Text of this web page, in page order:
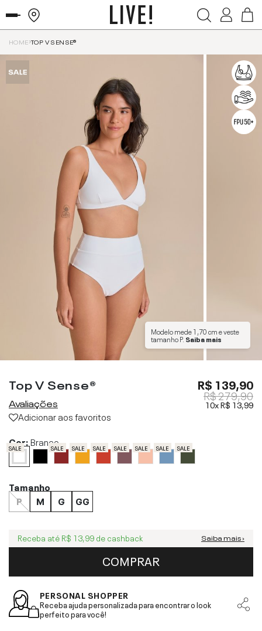
HOME TOP V SENSE®
Modelo mede1,70 cme veste
tamanhoP. Saiba mais
Top V Sense®
Avaliações
Adicionar aos favoritos
R$ 139,90
R$ 279,90
10xR$ 13,99
Cor:Branco
SALE SALE SALE SALE SALE SALE SALE SALE
Tamanho
P
M G GG
Receba até R$ 13,99 de cashback Saiba mais ›
COMPRAR
PERSONAL SHOPPER
Receba ajuda personalizada para encontrar o look
perfeito para você!